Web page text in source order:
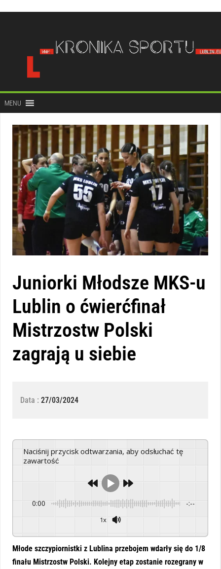
treści
MENU
Juniorki Młodsze MKS-u
Lublin o ćwierćfinał
Mistrzostw Polski
zagrają u siebie
Data : 27/03/2024
Naciśnij przycisk odtwarzania, aby odsłuchać tę
zawartość
0:00 -:--
1x
Młode szczypiornistki z Lublina przebojem wdarły się do 1/8
finału Mistrzostw Polski. Kolejny etap zostanie rozegrany w